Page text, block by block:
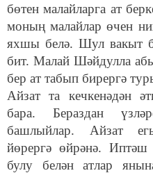
бөтен малайларга ат
моның малайлар өчен
яхшы белә. Шул вакыт
бит. Малай Шәйдулла
бер ат табып бирергә
Айзат та кечкенәдән
бара. Бераздан
башлыйлар. Айзат
йөрергә өйрәнә.
булу белән атлар